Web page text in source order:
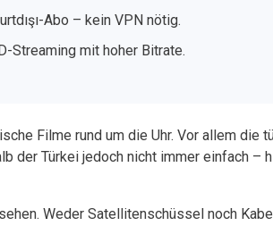
Abo – kein VPN nötig.
Streaming mit hoher Bitrate.
Filme rund um die Uhr. Vor allem die
der Türkei jedoch nicht immer einfach –
Weder Satellitenschüssel noch